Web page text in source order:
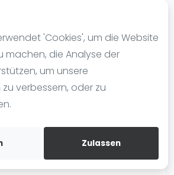
'Cookies', um die Website
machen, die Analyse der
um unsere
verbessern, oder zu
Zulassen
Padel
| Ludwigshafen am